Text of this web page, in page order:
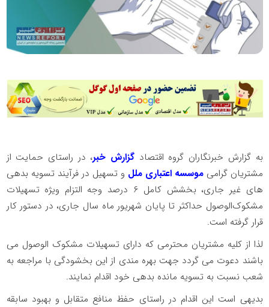
به گزارش خبرنگاران گروه اقتصاد گزارش خبر، در راستای حمایت از
مشتریان گرامی موسسه اعتباری ملل و تسهیل در فرآیند تسویه بدهی
های غیر جاری، بخشش کامل ۶ درصد وجه التزام ویژه تسهیلات
مشکوک‌الوصول حداکثر تا پایان شهریور ماه سال جاری، در دستور کار
قرار گرفته است.
لذا از کلیه مشتریان محترمی که دارای تسهیلات مشکوک الوصول می
باشند دعوت می گردد جهت بهره مندی از این بخشودگی با مراجعه به
شعب نسبت به تسویه مانده بدهی خود اقدام نمایند.
بدیهی است این اقدام در راستای حفظ منافع متقابل و بهبود سابقه